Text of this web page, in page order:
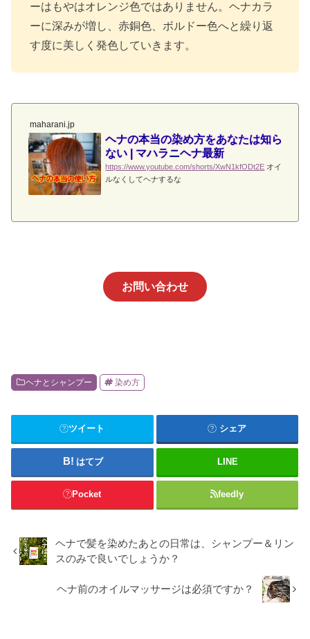
ーはもやはオレンジ色ではありません。ヘナカラ
ーに深みが増し、赤銅色、ボルドー色へと繰り返
す度に美しく発色していきます。
maharani.jp
ヘナの本当の染め方をあなたは知ら
ない | マハラニヘナ最新
https://www.youtube.com/shorts/XwN1kfODt2E オイ
ルなくしてヘナするな
お問い合わせ
ヘナとシャンプー 染め方
ツイート シェア
はてブ LINE
Pocket feedly
ヘナで髪を染めたあとの日常は、シャンプー＆リン
スのみで良いでしょうか？
ヘナ前のオイルマッサージは必須ですか？